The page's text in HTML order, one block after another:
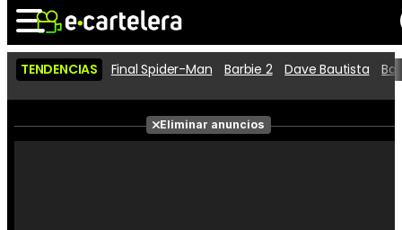
Noticias Cartelera
Películas
TENDENCIAS Final Spider-Man Barbie 2 Dave Bautista
Eliminar anuncios